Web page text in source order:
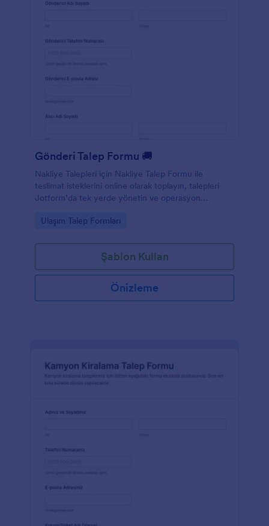
Gönderi Talep Formu 🚚
Nakliye Talepleri için Nakliye Talep Formu ile
teslimat isteklerini online olarak toplayın, talepleri
Jotform’da tek yerde yönetin ve operasyon
Go to Category:
Ulaşım Talep Formları
Şablon Kullan
Önizleme